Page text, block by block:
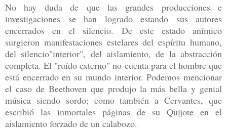
No hay duda de que las grandes producciones e
investigaciones se han logrado estando sus autores
encerrados en el silencio. De este estado anímico
surgieron manifestaciones estelares del espíritu humano,
del silencio"interior", del aislamiento, de la abstracción
completa. El "ruído externo" no cuenta para el hombre que
está encerrado en su mundo interior. Podemos mencionar
el caso de Beethoven que produjo la más bella y genial
música siendo sordo; como también a Cervantes, que
escribió las inmortales páginas de su Quijote en el
aislamiento forzado de un calabozo.